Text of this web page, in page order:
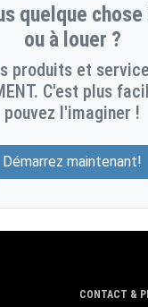
quelque chose
ou à louer ?
produits et
C'est plus
pouvez l'imaginer !
Démarrez maintenant!
CONTACT &